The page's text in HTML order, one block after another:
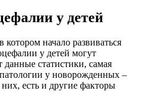
у детей
котором начало развиваться
у детей могут
данные статистики, самая
у новорожденных –
есть и другие факторы